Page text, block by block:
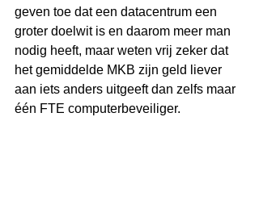
geven toe dat een datacentrum een
groter doelwit is en daarom meer man
nodig heeft, maar weten vrij zeker dat
het gemiddelde MKB zijn geld liever
aan iets anders uitgeeft dan zelfs maar
één FTE computerbeveiliger.